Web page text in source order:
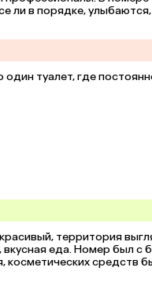
ли в порядке,
один туалет, где
территория
еда. Номер был
косметических